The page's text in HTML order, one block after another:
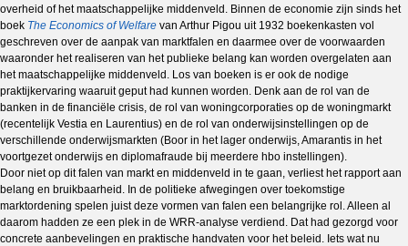
overheid of het maatschappelijke middenveld. Binnen de economie zijn sinds het
boek The Economics of Welfare van Arthur Pigou uit 1932 boekenkasten vol
geschreven over de aanpak van marktfalen en daarmee over de voorwaarden
waaronder het realiseren van het publieke belang kan worden overgelaten aan
het maatschappelijke middenveld. Los van boeken is er ook de nodige
praktijkervaring waaruit geput had kunnen worden. Denk aan de rol van de
banken in de financiële crisis, de rol van woningcorporaties op de woningmarkt
(recentelijk Vestia en Laurentius) en de rol van onderwijsinstellingen op de
verschillende onderwijsmarkten (Boor in het lager onderwijs, Amarantis in het
voortgezet onderwijs en diplomafraude bij meerdere hbo instellingen).
Door niet op dit falen van markt en middenveld in te gaan, verliest het rapport aan
belang en bruikbaarheid. In de politieke afwegingen over toekomstige
marktordening spelen juist deze vormen van falen een belangrijke rol. Alleen al
daarom hadden ze een plek in de WRR-analyse verdiend. Dat had gezorgd voor
concrete aanbevelingen en praktische handvaten voor het beleid. Iets wat nu